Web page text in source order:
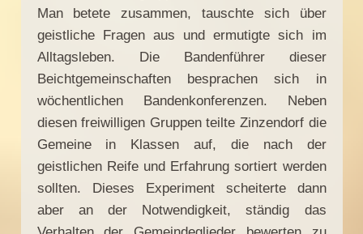
Man betete zusammen, tauschte sich über
geistliche Fragen aus und ermutigte sich im
Alltagsleben. Die Bandenführer dieser
Beichtgemeinschaften besprachen sich in
wöchentlichen Bandenkonferenzen. Neben
diesen freiwilligen Gruppen teilte Zinzendorf die
Gemeine in Klassen auf, die nach der
geistlichen Reife und Erfahrung sortiert werden
sollten. Dieses Experiment scheiterte dann
aber an der Notwendigkeit, ständig das